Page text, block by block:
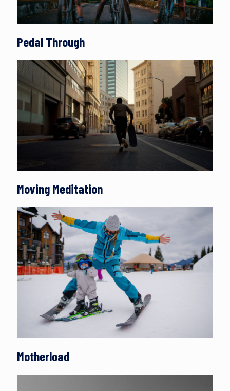
Pedal Through
Moving Meditation
Motherload